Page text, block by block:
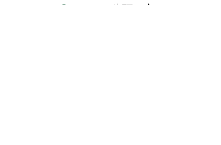
ページの先頭へ戻る